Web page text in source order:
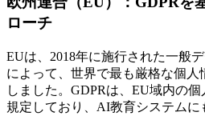
ローチ
EUは、2018年に施行された一般
によって、世界で最も厳格な個
しました。GDPRは、EU域内の
規定しており、AI教育システムに